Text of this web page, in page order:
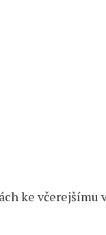
ke včerejšímu